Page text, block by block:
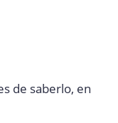
de saberlo, en